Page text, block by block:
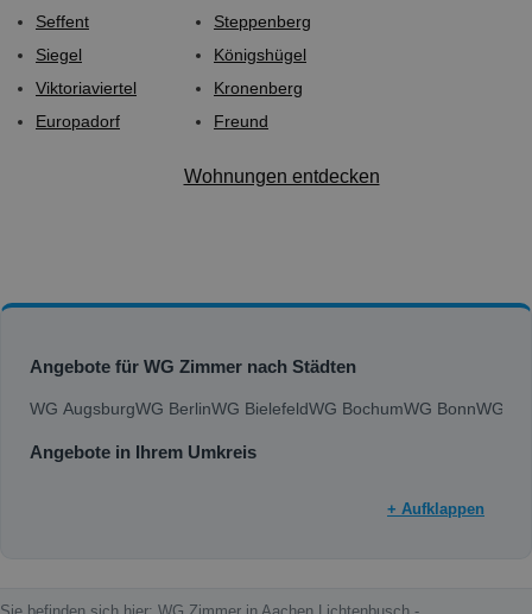
Seffent
Siegel
Viktoriaviertel
Europadorf
Steppenberg
Königshügel
Kronenberg
Freund
Wohnungen entdecken
Angebote für WG Zimmer nach Städten
WG AugsburgWG BerlinWG BielefeldWG BochumWG BonnWG
Angebote in Ihrem Umkreis
+ Aufklappen